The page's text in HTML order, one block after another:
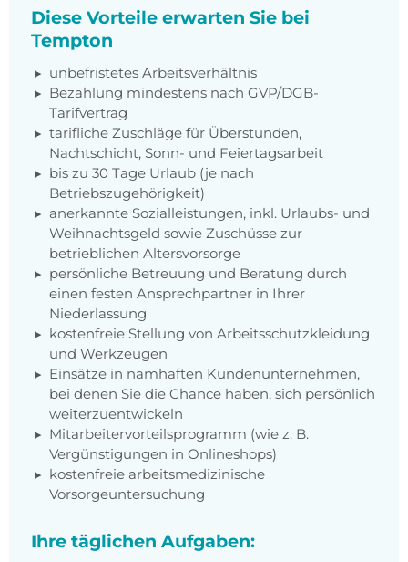
Diese Vorteile erwarten Sie bei
Tempton
unbefristetes Arbeitsverhältnis
Bezahlung mindestens nach GVP/DGB-
Tarifvertrag
tarifliche Zuschläge für Überstunden,
Nachtschicht, Sonn- und Feiertagsarbeit
bis zu 30 Tage Urlaub (je nach
Betriebszugehörigkeit)
anerkannte Sozialleistungen, inkl. Urlaubs- und
Weihnachtsgeld sowie Zuschüsse zur
betrieblichen Altersvorsorge
persönliche Betreuung und Beratung durch
einen festen Ansprechpartner in Ihrer
Niederlassung
kostenfreie Stellung von Arbeitsschutzkleidung
und Werkzeugen
Einsätze in namhaften Kundenunternehmen,
bei denen Sie die Chance haben, sich persönlich
weiterzuentwickeln
Mitarbeitervorteilsprogramm (wie z. B.
Vergünstigungen in Onlineshops)
kostenfreie arbeitsmedizinische
Vorsorgeuntersuchung
Ihre täglichen Aufgaben: